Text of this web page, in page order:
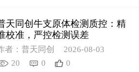
天同创牛支原体检测质控：精
校准，严控检测误差
者：普天同创
2026-08-03
20
0 0